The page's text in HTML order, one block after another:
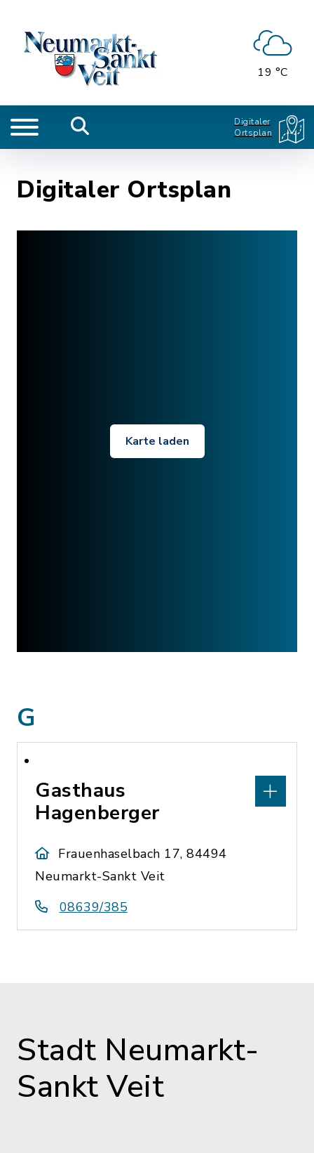
19 °C
Digitaler
Ortsplan
Digitaler Ortsplan
Karte laden
G
Gasthaus
Hagenberger
Frauenhaselbach 17, 84494
Neumarkt-Sankt Veit
08639/385
Stadt Neumarkt-
Sankt Veit